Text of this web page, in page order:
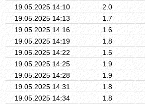
19.05.2025 14:10
2.0
19.05.2025 14:13
1.7
19.05.2025 14:16
1.6
19.05.2025 14:19
1.8
19.05.2025 14:22
1.5
19.05.2025 14:25
1.9
19.05.2025 14:28
1.9
19.05.2025 14:31
1.8
19.05.2025 14:34
1.8